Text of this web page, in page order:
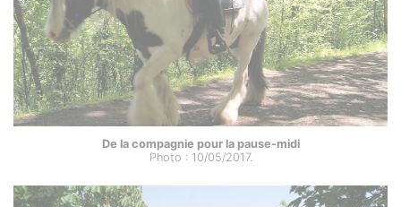
De la compagnie pour la pause-midi
Photo : 10/05/2017.